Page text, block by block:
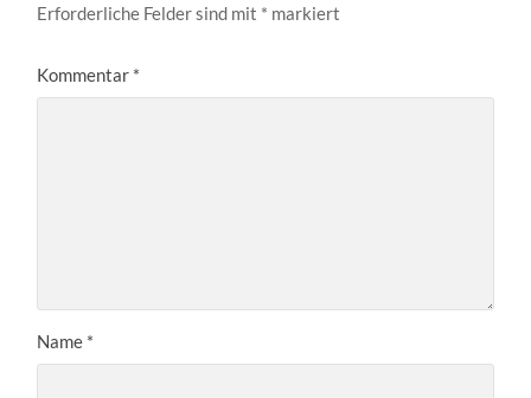
Erforderliche Felder sind mit * markiert
Kommentar *
Name *